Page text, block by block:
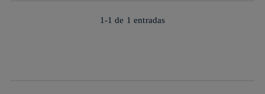
1-1 de 1 entradas